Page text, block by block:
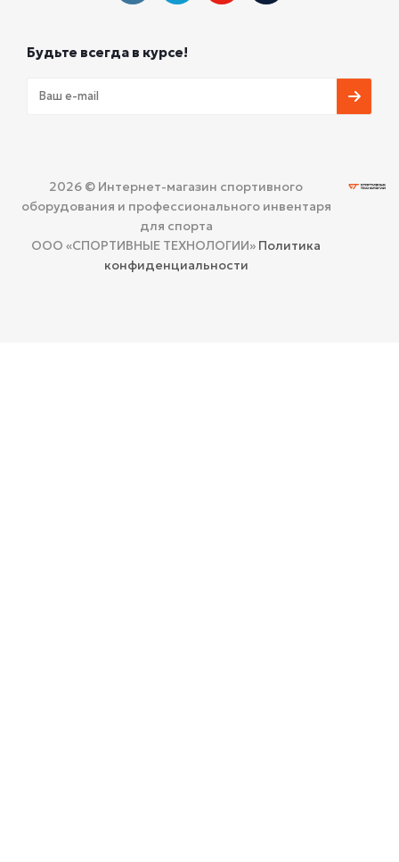
Будьте всегда в курсе!
2026 © Интернет-магазин спортивного
оборудования и профессионального инвентаря
для спорта
ООО «СПОРТИВНЫЕ ТЕХНОЛОГИИ» Политика
конфиденциальности